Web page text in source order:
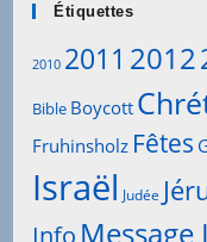
Étiquettes
2010 2011 2012
Bible Boycott
Fruhinsholz Fêtes
Israël Judée
Info Message